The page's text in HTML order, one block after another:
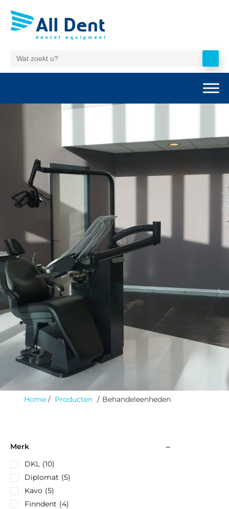
Home Producten Behandeleenheden
Merk
DKL (10)
Diplomat (5)
Kavo (5)
Finndent (4)